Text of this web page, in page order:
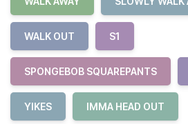
WALK OUT S1
SPONGEBOB SQUAREPANTS
YIKES IMMA HEAD OUT